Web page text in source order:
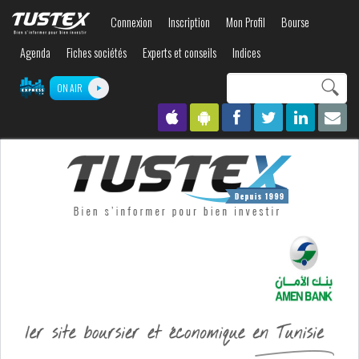
contenu
Connexion Inscription Mon Profil
Bourse
Agenda
Fiches sociétés Experts et conseils Indices
ON AIR
recherche